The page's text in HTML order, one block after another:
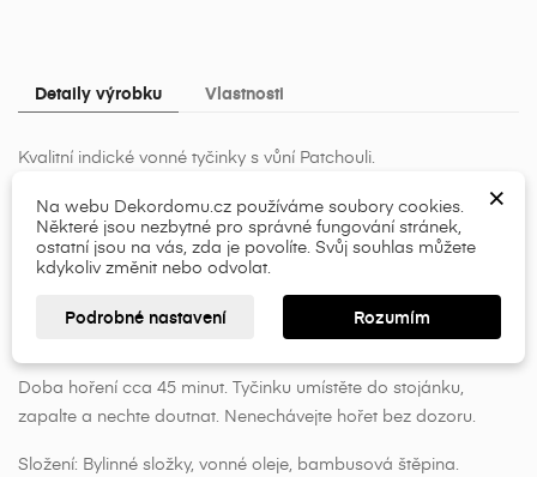
Detaily výrobku Vlastnosti
Kvalitní indické vonné tyčinky s vůní Patchouli.
Pačuli olej má silnou, mírně sladkou, opojnou vůni.Je popsán
tak, že má tmavý, pižmově zemitý aroma profil, připomínající
vlhkou půdu.Slavnostní vůně, kterou musíte mít.
udržuje vůni domova bez ohledu na počet hostů.
Doba hoření cca 45 minut. Tyčinku umístěte do stojánku,
zapalte a nechte doutnat. Nenechávejte hořet bez dozoru.
Složení: Bylinné složky, vonné oleje, bambusová štěpina.
×
add_circle_outline
Název seznamu přání
Zrušit Vytvořit seznam přání
Přihlásit se
Musíte být přihlášen, abyste si mohli výrobky uložit do
svého seznamu přání.
Přihlásit se
×
Na webu Dekordomu.cz používáme soubory cookies.
Některé jsou nezbytné pro správné fungování stránek,
ostatní jsou na vás, zda je povolíte. Svůj souhlas můžete
kdykoliv změnit nebo odvolat.
Podrobné nastavení Rozumím